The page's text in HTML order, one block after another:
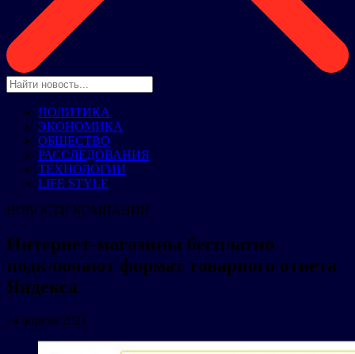
ПОЛИТИКА
ЭКОНОМИКА
ОБЩЕСТВО
РАССЛЕДОВАНИЯ
ТЕХНОЛОГИИ
LIFE STYLE
НОВОСТИ КОМПАНИЙ
Интернет-магазины бесплатно
подключают формат товарного ответа
Яндекса
14 апреля 2021